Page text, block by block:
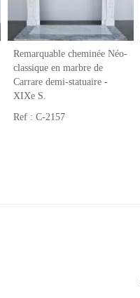
Remarquable cheminée Néo-
classique en marbre de
Carrare demi-statuaire -
XIXe S.
Ref : C-2157